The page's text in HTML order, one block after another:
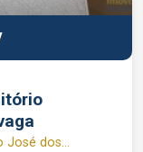
José dos